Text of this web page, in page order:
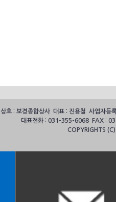
상호 : 보경종합상사 대표 : 진용철 사업자
대표전화 : 031-355-6068 FAX :
COPYRIGHTS (C)